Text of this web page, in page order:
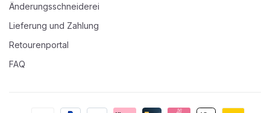
Änderungsschneiderei
Lieferung und Zahlung
Retourenportal
FAQ